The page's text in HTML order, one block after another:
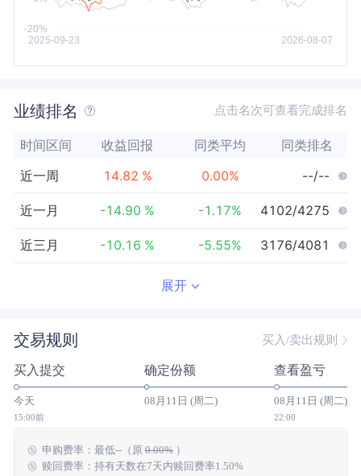
业绩排名 点击名次可查看完成排名
时间区间 收益回报 同类平均 同类排名
近一周 14.82 % 0.00% --/--
近一月 -14.90 % -1.17% 4102/4275
近三月 -10.16 % -5.55% 3176/4081
近三年 --/--
近五年 -- 0.00% --/--
今年以来 590/3837
成立以来 22.71%
展开
交易规则 买入/卖出规则
买入提交
今天
15:00前
确定份额
08月11日 (周二)
查看盈亏
08月11日 (周二)
22:00
申购费率： 最低--（原 0.00%）
赎回费率：持有天数在7天内赎回费率1.50%